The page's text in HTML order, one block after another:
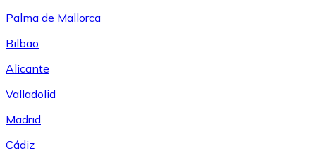
Palma de Mallorca
Bilbao
Alicante
Valladolid
Madrid
Cádiz